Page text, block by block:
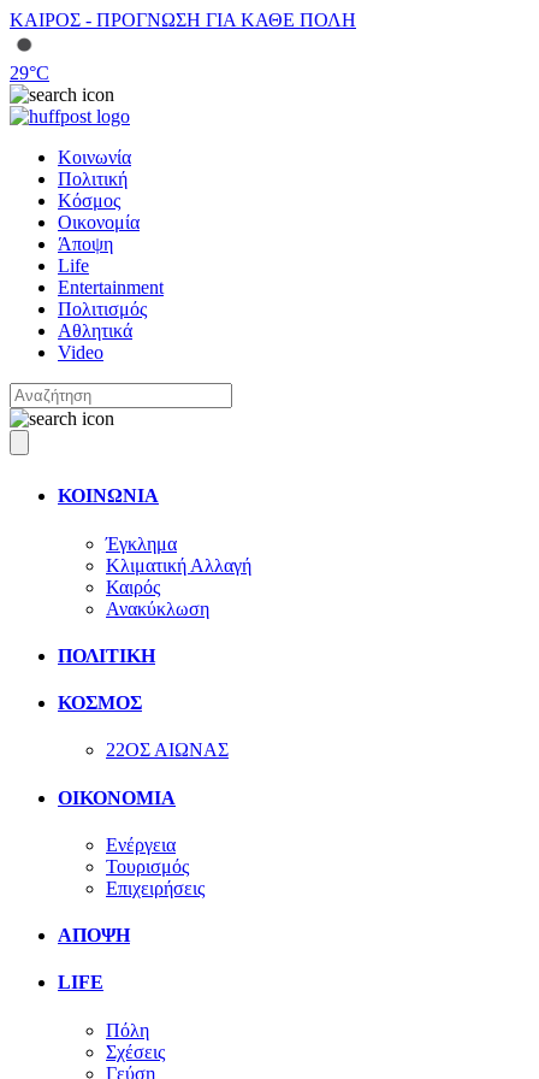
ΚΑΙΡΟΣ - ΠΡΟΓΝΩΣΗ ΓΙΑ ΚΑΘΕ ΠΟΛΗ
29°C
Κοινωνία
Πολιτική
Κόσμος
Οικονομία
Άποψη
Life
Entertainment
Πολιτισμός
Αθλητικά
Video
ΚΟΙΝΩΝΙΑ
Έγκλημα
Κλιματική Αλλαγή
Καιρός
Ανακύκλωση
ΠΟΛΙΤΙΚΗ
ΚΟΣΜΟΣ
22ΟΣ ΑΙΩΝΑΣ
ΟΙΚΟΝΟΜΙΑ
Ενέργεια
Τουρισμός
Επιχειρήσεις
ΑΠΟΨΗ
LIFE
Πόλη
Σχέσεις
Γεύση